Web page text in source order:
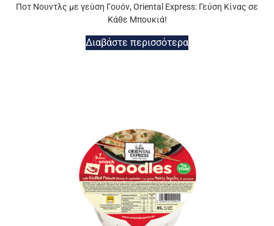
Ποτ Νουντλς με γεύση Γουόν, Oriental Express: Γεύση Κίνας σε
Κάθε Μπουκιά!
Διαβάστε περισσότερα